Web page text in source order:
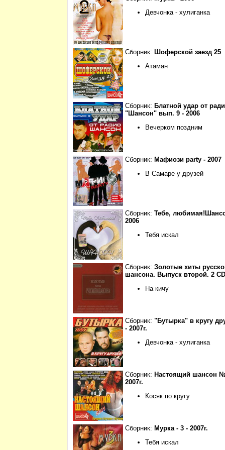
Девчонка - хулиганка
Сборник: Шоферской заезд 25
Атаман
Сборник: Блатной удар от
"Шансон" вып. 9 - 2006
Вечерком поздним
Сборник: Мафиози party - 2007
В Самаре у друзей
Сборник: Тебе,
2006
Тебя искал
Сборник: Золотые хиты
шансона. Выпуск второй. 2 CD
На кичу
Сборник: "Бутырка" в кругу
- 2007г.
Девчонка - хулиганка
Сборник: Настоящий шансон
2007г.
Косяк по кругу
Сборник: Мурка - 3 - 2007г.
Тебя искал